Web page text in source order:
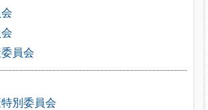
員会
別委員会